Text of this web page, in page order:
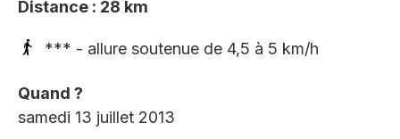
Distance : 28 km
*** - allure soutenue de 4,5 à 5 km/h
Quand ?
samedi 13 juillet 2013